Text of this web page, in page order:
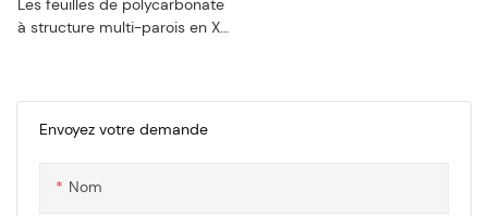
Envoyez votre demande
Nom
murales
Les feuilles de polycarbonate
à structure multi-parois en X
durabilité, d'isolation
la lumière et de résistance aux